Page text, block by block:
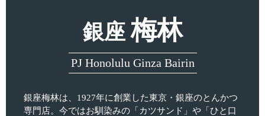
銀座梅林
PJ Honolulu Ginza Bairin
銀座梅林は、1927年に創業した東京・銀座のとんかつ
専門店。今ではお馴染みの「カツサンド」や「ひと口